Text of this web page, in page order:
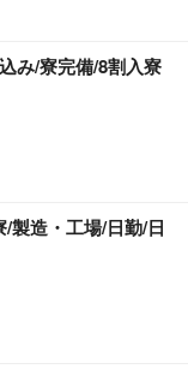
み/寮完備/8割入寮
/製造・工場/日勤/日